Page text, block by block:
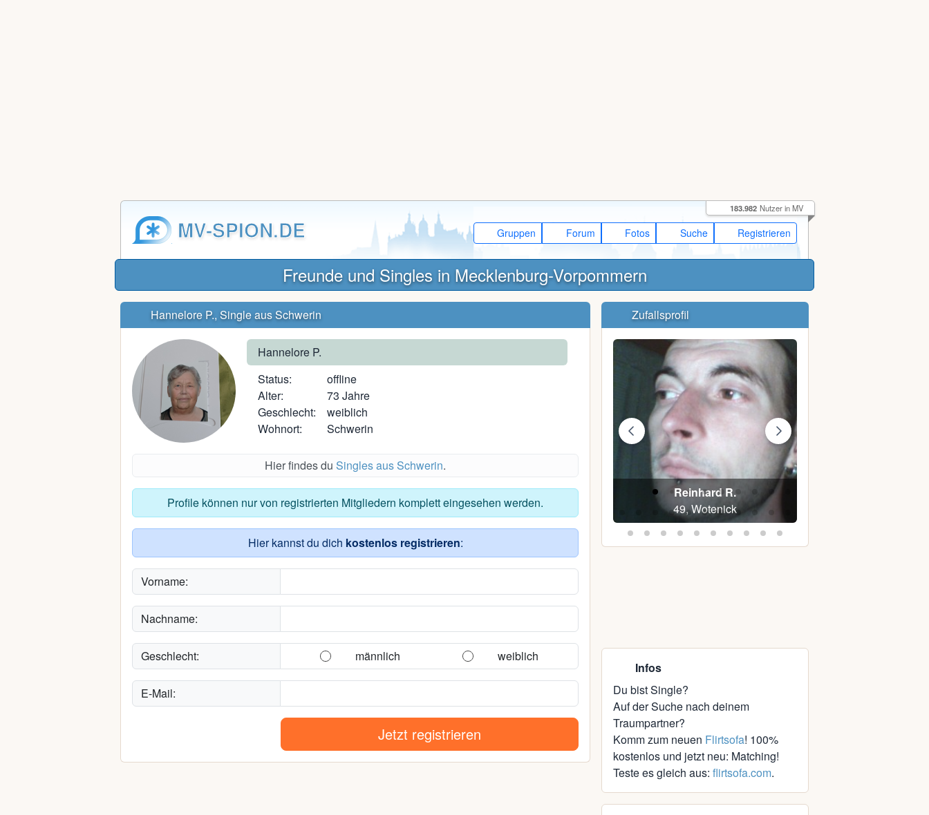
MV-SPION.DE Gruppen Forum Fotos Suche Registrieren
183.982 Nutzer in MV
Freunde und Singles in Mecklenburg-Vorpommern
Hannelore P., Single aus Schwerin
Hannelore P.
Status:
offline
Alter:
73 Jahre
Geschlecht:
weiblich
Wohnort:
Schwerin
Hier findes du Singles aus Schwerin.
Profile können nur von registrierten Mitgliedern komplett eingesehen werden.
Hier kannst du dich kostenlos registrieren:
Vorname:
Nachname:
Geschlecht: männlich weiblich
E-Mail:
Jetzt registrieren
Zufallsprofil
Reinhard R.
49, Wotenick
Susanne H.
46, Satow (Möritz)
Infos
Du bist Single?
Auf der Suche nach deinem
Traumpartner?
Komm zum neuen Flirtsofa! 100%
kostenlos und jetzt neu: Matching!
Teste es gleich aus: flirtsofa.com.